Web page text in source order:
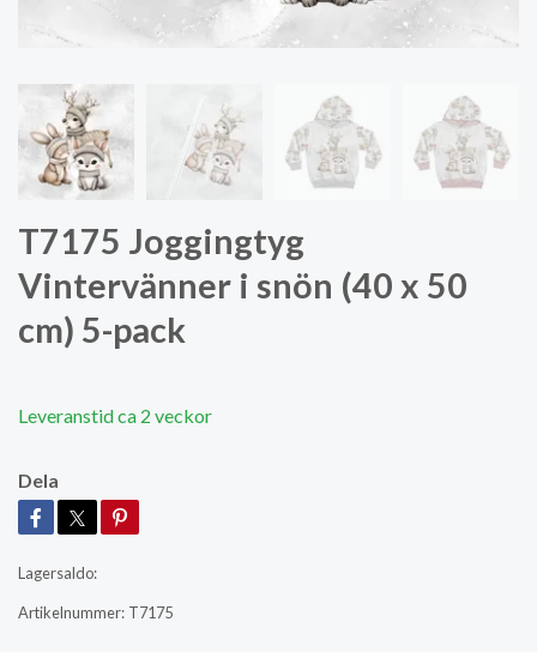
T7175 Joggingtyg
Vintervänner i snön (40 x 50
cm) 5-pack
Leveranstid ca 2 veckor
Dela
Lagersaldo:
Artikelnummer: T7175